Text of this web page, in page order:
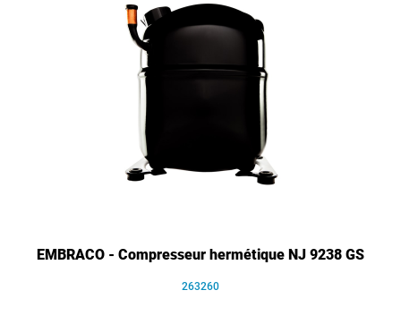
EMBRACO - Compresseur hermétique NJ 9238 GS
263260